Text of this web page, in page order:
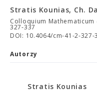
Stratis Kounias, Ch.
Colloquium Mathematicum
327-337
DOI: 10.4064/cm-41-2-327-
Autorzy
Stratis Kounias